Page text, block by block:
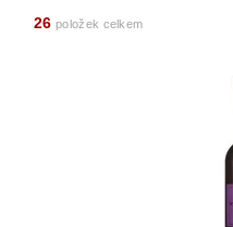
26 položek celkem